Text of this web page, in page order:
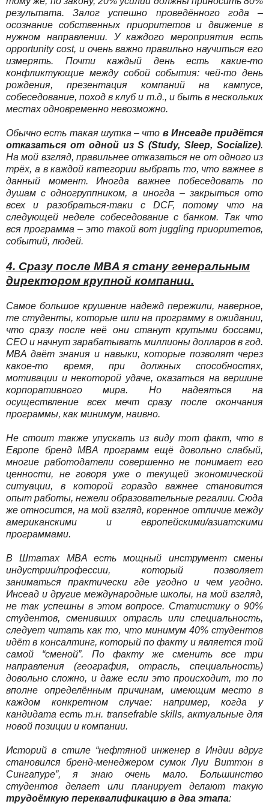
результата. Залог успешно проведённого года –
осознание собственных приоритетов и движение в
нужном направлении. У каждого мероприятия есть
opportunity cost, и очень важно правильно научиться его
измерять. Почти каждый день есть какие-то
конфликтующие между собой события: чей-то день
рождения, презентация компаний на кампусе,
собеседование, поход в клуб и т.д., и быть в нескольких
местах одновременно невозможно.
Обычно есть такая шутка – что в Инсеаде придётся
отказаться от одной из S (Study, Sleep, Socialize).
На мой взгляд, правильнее отказаться не от одного из
трёх, а в каждой категории выбрать то, что важнее в
данный момент. Иногда важнее побеседовать по
душам с одногруппником, а иногда – закрыться ото
всех и разобраться-таки с DCF, потому что на
следующей неделе собеседование с банком. Так что
вся программа – это такой вот juggling приоритетов,
событий, людей.
4. Сразу после MBA я стану генеральным
директором крупной компании.
Самое большое крушение надежд пережили, наверное,
те студенты, которые шли на программу в ожидании,
что сразу после неё они станут крутыми боссами,
СЕО и начнут зарабатывать миллионы долларов в год.
MBA даёт знания и навыки, которые позволят через
какое-то время, при должных способностях,
мотивации и некоторой удаче, оказаться на вершине
корпоративного мира. Но надеяться на
осуществление всех мечт сразу после окончания
программы, как минимум, наивно.
Не стоит также упускать из виду тот факт, что в
Европе бренд MBA программ ещё довольно слабый,
многие работодатели совершенно не понимает его
ценности, не говоря уже о текущей экономической
ситуации, в которой гораздо важнее становится
опыт работы, нежели образовательные регалии. Сюда
же относится, на мой взгляд, коренное отличие между
американскими и европейскими/азиатскими
программами.
В Штатах MBA есть мощный инструмент смены
индустрии/профессии, который позволяет
заниматься практически где угодно и чем угодно.
Инсеад и другие международные школы, на мой взгляд,
не так успешны в этом вопросе. Статистику о 90%
студентов, сменивших отрасль или специальность,
следует читать как то, что минимум 40% студентов
идёт в консалтинг, который по факту и является той
самой “сменой”. По факту же сменить все три
направления (география, отрасль, специальность)
довольно сложно, и даже если это происходит, то по
вполне определённым причинам, имеющим место в
каждом конкретном случае: например, когда у
кандидата есть т.н. transefrable skills, актуальные для
новой позиции и компании.
Историй в стиле “нефтяной инженер в Индии вдруг
становился бренд-менеджером сумок Луи Виттон в
Сингапуре”, я знаю очень мало. Большинство
студентов делает или планирует делают такую
трудоёмкую переквалификацию в два этапа: